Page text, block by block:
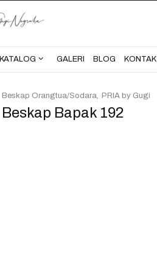
BERANDA
KATALOG GALERI BLOG KONTAK
Beskap Bapak 192
Beskap Orangtua/Sodara PRIA by Gugi